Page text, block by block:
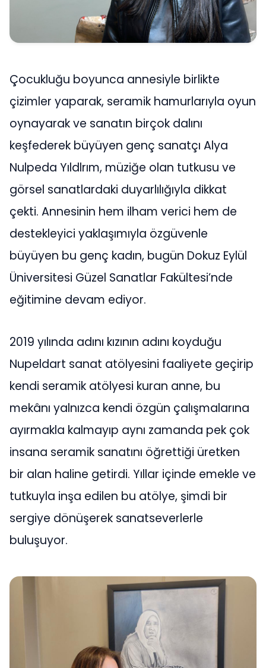
Çocukluğu boyunca annesiyle birlikte
çizimler yaparak, seramik hamurlarıyla oyun
oynayarak ve sanatın birçok dalını
keşfederek büyüyen genç sanatçı Alya
Nulpeda Yıldlrım, müziğe olan tutkusu ve
görsel sanatlardaki duyarlılığıyla dikkat
çekti. Annesinin hem ilham verici hem de
destekleyici yaklaşımıyla özgüvenle
büyüyen bu genç kadın, bugün Dokuz Eylül
Üniversitesi Güzel Sanatlar Fakültesi’nde
eğitimine devam ediyor.
2019 yılında adını kızının adını koyduğu
Nupeldart sanat atölyesini faaliyete geçirip
kendi seramik atölyesi kuran anne, bu
mekânı yalnızca kendi özgün çalışmalarına
ayırmakla kalmayıp aynı zamanda pek çok
insana seramik sanatını öğrettiği üretken
bir alan haline getirdi. Yıllar içinde emekle ve
tutkuyla inşa edilen bu atölye, şimdi bir
sergiye dönüşerek sanatseverlerle
buluşuyor.